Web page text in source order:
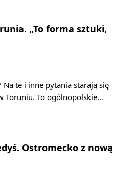
„To forma sztuki,
Na te i inne pytania starają się
Toruniu. To ogólnopolskie…
Ostromecko z nową